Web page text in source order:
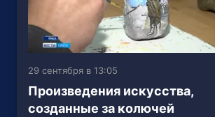
29 сентября в 13:05
Произведения искусства,
созданные за колючей